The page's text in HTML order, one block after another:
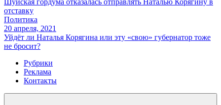
отставку
Политика
20 апреля, 2021
Уйдёт ли Наталья Корягина или эту «свою» губернатор тоже
не бросит?
Рубрики
Реклама
Контакты